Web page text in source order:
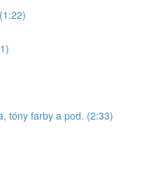
tóny farby a pod. (2:33)